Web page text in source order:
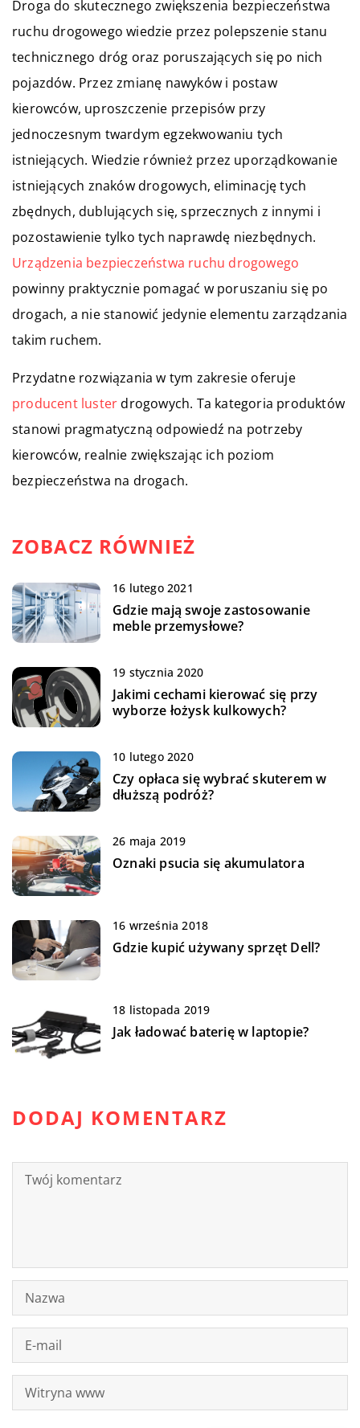
Droga do skutecznego zwiększenia bezpieczeństwa
ruchu drogowego wiedzie przez polepszenie stanu
technicznego dróg oraz poruszających się po nich
pojazdów. Przez zmianę nawyków i postaw
kierowców, uproszczenie przepisów przy
jednoczesnym twardym egzekwowaniu tych
istniejących. Wiedzie również przez uporządkowanie
istniejących znaków drogowych, eliminację tych
zbędnych, dublujących się, sprzecznych z innymi i
pozostawienie tylko tych naprawdę niezbędnych.
Urządzenia bezpieczeństwa ruchu drogowego
powinny praktycznie pomagać w poruszaniu się po
drogach, a nie stanowić jedynie elementu zarządzania
takim ruchem.
Przydatne rozwiązania w tym zakresie oferuje
producent lusterdrogowych. Ta kategoria produktów
stanowi pragmatyczną odpowiedź na potrzeby
kierowców, realnie zwiększając ich poziom
bezpieczeństwa na drogach.
ZOBACZ RÓWNIEŻ
16 lutego 2021
Gdzie mają swoje zastosowanie
meble przemysłowe?
19 stycznia 2020
Jakimi cechami kierować się przy
wyborze łożysk kulkowych?
10 lutego 2020
Czy opłaca się wybrać skuterem w
dłuższą podróż?
26 maja 2019
Oznaki psucia się akumulatora
16 września 2018
Gdzie kupić używany sprzęt Dell?
18 listopada 2019
Jak ładować baterię w laptopie?
DODAJ KOMENTARZ